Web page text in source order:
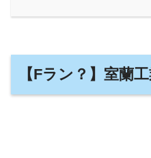
【Fラン？】室蘭